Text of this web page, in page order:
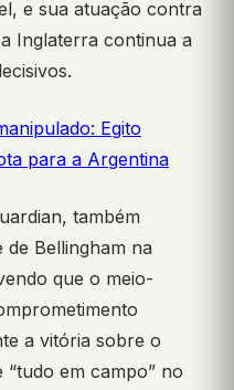
e sua atuação contra
Inglaterra continua a
Egito
para a Argentina
também
Bellingham na
que o meio-
a vitória sobre o
em campo” no